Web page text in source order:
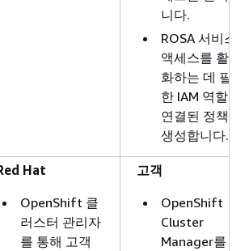
니다.
ROSA 서비스
액세스를 활성
화하는 데 필요
한 IAM 역할 및
연결된 정책을
생성합니다.
Hat
OpenShift 클
러스터 관리자
를 통해 고객
고객
OpenShift
Cluster
Manager를 통